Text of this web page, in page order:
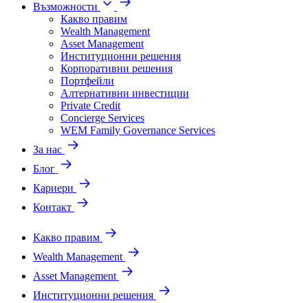
Възможности
Какво правим
Wealth Management
Asset Management
Институционни решения
Корпоративни решения
Портфейли
Алтернативни инвестиции
Private Credit
Concierge Services
WEM Family Governance Services
За нас
Блог
Кариери
Контакт
Какво правим
Wealth Management
Asset Management
Институционни решения